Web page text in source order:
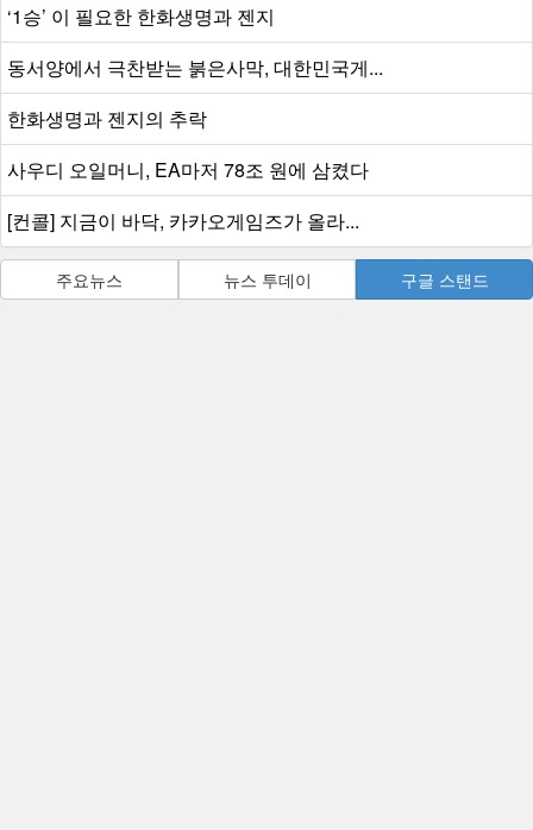
‘1승’ 이 필요한 한화생명과 젠지
동서양에서 극찬받는 붉은사막, 대한민국게...
한화생명과 젠지의 추락
사우디 오일머니, EA마저 78조 원에 삼켰다
[컨콜] 지금이 바닥, 카카오게임즈가 올라...
주요뉴스 뉴스 투데이 구글 스탠드